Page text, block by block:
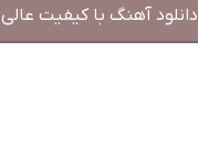
دانلود آهنگ با کیفیت عالی 320